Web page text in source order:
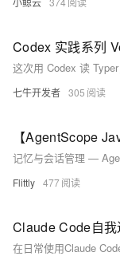
七牛开发者 305
【AgentScope
Flittly 477